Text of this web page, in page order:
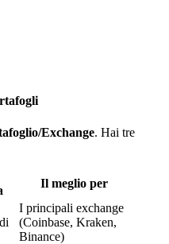
Exchange. Hai tre
Il meglio per
I principali exchange
(Coinbase, Kraken,
Binance)